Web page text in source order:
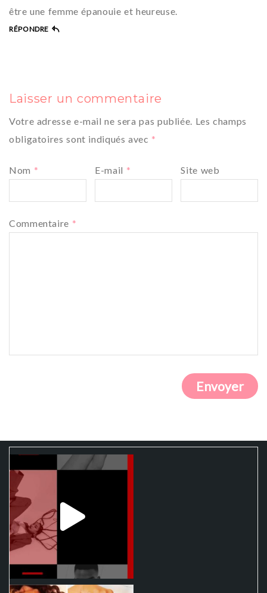
être une femme épanouie et heureuse.
RÉPONDRE
Laisser un commentaire
Votre adresse e-mail ne sera pas publiée. Les champs
obligatoires sont indiqués avec *
Nom * E-mail * Site web
Commentaire *